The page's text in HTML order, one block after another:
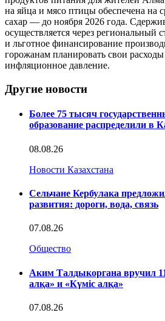
на яйца и мясо птицы обеспечена на
сахар — до ноября 2026 года.
осуществляется через региональный
и льготное финансирование
горожанам планировать свои
инфляционное давление.
Другие новости
Более 75 тысяч
образование распределили в
08.08.26
Новости Казахстана
Сельчане Кербулака
развития: дороги, вода, связь
07.08.26
Общество
Аким Талдыкоргана вручил
алқа» и «Күміс алқа»
07.08.26